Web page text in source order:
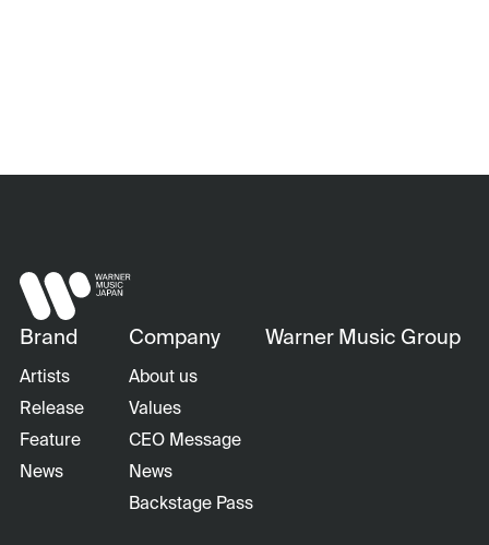
Brand
Artists
Release
Feature
News
Company
About us
Values
CEO Message
News
Backstage Pass
Warner Music Group